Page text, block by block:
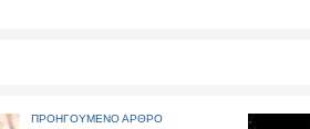
ΠΡΟΗΓΟΥΜΕΝΟ ΑΡΘΡΟ